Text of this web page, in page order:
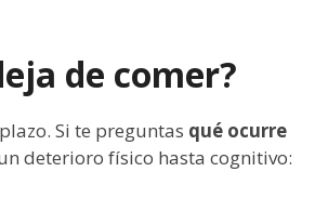
de comer?
Si te preguntas qué ocurre
deterioro físico hasta cognitivo: